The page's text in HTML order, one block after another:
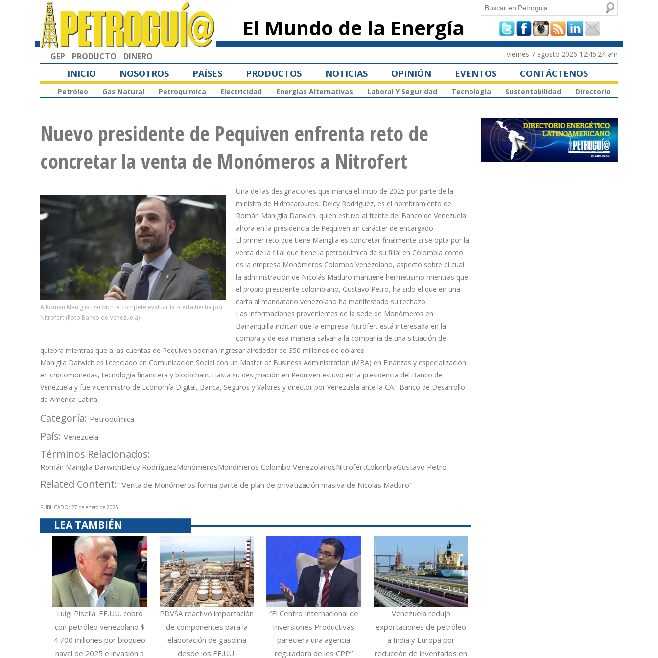
principal
El Mundo de la Energía
Formulario de
búsqueda
Buscar
GEP PRODUCTO DINERO viernes 7 agosto 2026 12:45:24 am
INICIO NOSOTROS PAÍSES PRODUCTOS NOTICIAS OPINIÓN EVENTOS CONTÁCTENOS
Petróleo Gas Natural Petroquímica Electricidad Energías Alternativas Laboral Y Seguridad Tecnología Sustentabilidad Directorio
Nuevo presidente de Pequiven enfrenta reto de
concretar la venta de Monómeros a Nitrofert
A Román Maniglia Darwich le compete evaluar la oferta hecha por
Nitrofert (Foto Banco de Venezuela)
Una de las designaciones que marca el inicio de 2025 por parte de la
ministra de Hidrocarburos, Delcy Rodríguez, es el nombramiento de
Román Maniglia Darwich, quien estuvo al frente del Banco de Venezuela
ahora en la presidencia de Pequiven en carácter de encargado.
El primer reto que tiene Maniglia es concretar finalmente si se opta por la
venta de la filial que tiene la petroquímica de su filial en Colombia como
es la empresa Monómeros Colombo Venezolano, aspecto sobre el cual
la administración de Nicolás Maduro mantiene hermetismo mientras que
el propio presidente colombiano, Gustavo Petro, ha sido el que en una
carta al mandatario venezolano ha manifestado su rechazo.
Las informaciones provenientes de la sede de Monómeros en
Barranquilla indican que la empresa Nitrofert está interesada en la
compra y de esa manera salvar a la compañía de una situación de
quiebra mientras que a las cuentas de Pequiven podrían ingresar alrededor de 350 millones de dólares.
Maniglia Darwich es licenciado en Comunicación Social con un Master of Business Administration (MBA) en Finanzas y especialización
en criptomonedas, tecnología financiera y blockchain. Hasta su designación en Pequiven estuvo en la presidencia del Banco de
Venezuela y fue viceministro de Economía Digital, Banca, Seguros y Valores y director por Venezuela ante la CAF Banco de Desarrollo
de América Latina.
Categoría: Petroquímica
País: Venezuela
Términos Relacionados:
Román Maniglia DarwichDelcy RodríguezMonómerosMonómeros Colombo VenezolanosNitrofertColombiaGustavo Petro
Related Content: “Venta de Monómeros forma parte de plan de privatización masiva de Nicolás Maduro”
PUBLICADO: 27 de enero de 2025
LEA TAMBIÉN
Luigi Pisella: EE.UU. cobró
con petróleo venezolano $
4.700 millones por bloqueo
naval de 2025 e invasión a
PDVSA reactivó importación
de componentes para la
elaboración de gasolina
desde los EE.UU.
“El Centro Internacional de
Inversiones Productivas
pareciera una agencia
reguladora de los CPP”
Venezuela redujo
exportaciones de petróleo
a India y Europa por
reducción de inventarios en